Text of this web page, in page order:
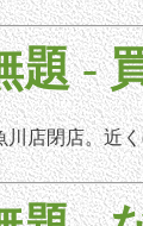
題-
川店閉店。近